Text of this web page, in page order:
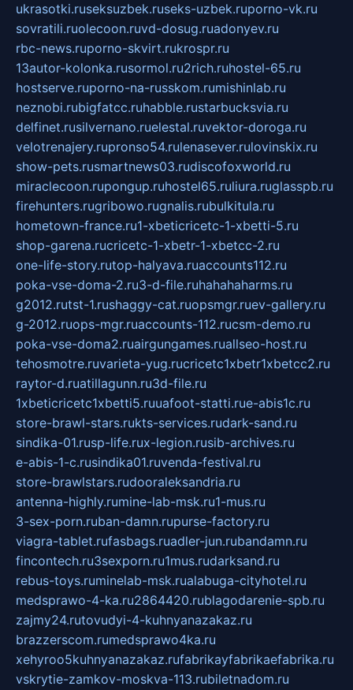
ukrasotki.ruseksuzbek.ruseks-uzbek.ruporno-vk.ru
sovratili.ruolecoon.ruvd-dosug.ruadonyev.ru
rbc-news.ruporno-skvirt.rukrospr.ru
13autor-kolonka.rusormol.ru2rich.ruhostel-65.ru
hostserve.ruporno-na-russkom.rumishinlab.ru
neznobi.rubigfatcc.ruhabble.rustarbucksvia.ru
delfinet.rusilvernano.ruelestal.ruvektor-doroga.ru
velotrenajery.rupronso54.rulenasever.rulovinskix.ru
show-pets.rusmartnews03.rudiscofoxworld.ru
miraclecoon.rupongup.ruhostel65.ruliura.ruglasspb.ru
firehunters.rugribowo.rugnalis.rubulkitula.ru
hometown-france.ru1-xbeticricetc-1-xbetti-5.ru
shop-garena.rucricetc-1-xbetr-1-xbetcc-2.ru
one-life-story.rutop-halyava.ruaccounts112.ru
poka-vse-doma-2.ru3-d-file.ruhahahaharms.ru
g2012.rutst-1.rushaggy-cat.ruopsmgr.ruev-gallery.ru
g-2012.ruops-mgr.ruaccounts-112.rucsm-demo.ru
poka-vse-doma2.ruairgungames.ruallseo-host.ru
tehosmotre.ruvarieta-yug.rucricetc1xbetr1xbetcc2.ru
raytor-d.ruatillagunn.ru3d-file.ru
1xbeticricetc1xbetti5.ruuafoot-statti.rue-abis1c.ru
store-brawl-stars.rukts-services.rudark-sand.ru
sindika-01.rusp-life.rux-legion.rusib-archives.ru
e-abis-1-c.rusindika01.ruvenda-festival.ru
store-brawlstars.rudooraleksandria.ru
antenna-highly.rumine-lab-msk.ru1-mus.ru
3-sex-porn.ruban-damn.rupurse-factory.ru
viagra-tablet.rufasbags.ruadler-jun.rubandamn.ru
fincontech.ru3sexporn.ru1mus.rudarksand.ru
rebus-toys.ruminelab-msk.rualabuga-cityhotel.ru
medsprawo-4-ka.ru2864420.rublagodarenie-spb.ru
zajmy24.rutovudyi-4-kuhnyanazakaz.ru
brazzerscom.rumedsprawo4ka.ru
xehyroo5kuhnyanazakaz.rufabrikayfabrikaefabrika.ru
vskrytie-zamkov-moskva-113.rubiletnadom.ru